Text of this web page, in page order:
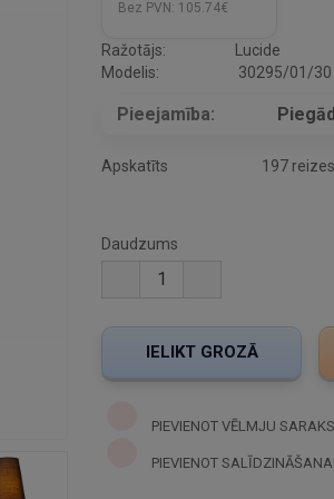
Bez PVN: 105.74€
Ražotājs:
Lucide
Modelis:
30295/01/30
Pieejamība:
Apskatīts 197 reizes
Daudzums
PIEVIENOT VĒLMJU
PIEVIENOT